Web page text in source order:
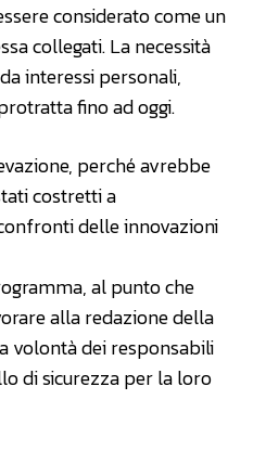
considerato come un
collegati. La necessità
interessi personali,
fino ad oggi.
perché avrebbe
costretti a
delle innovazioni
al punto che
alla redazione della
volontà dei responsabili
di sicurezza per la loro